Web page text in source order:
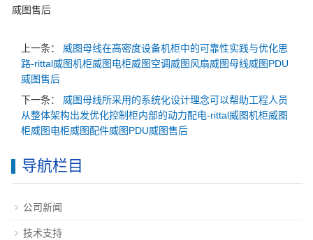
上一条： 威图母线在高密度设备机柜中的可靠性实践与优化思
路-rittal威图机柜威图电柜威图空调威图风扇威图母线威图PDU
威图售后
下一条： 威图母线所采用的系统化设计理念可以帮助工程人员
从整体架构出发优化控制柜内部的动力配电-rittal威图机柜威图
柜威图电柜威图配件威图PDU威图售后
导航栏目
公司新闻
技术支持